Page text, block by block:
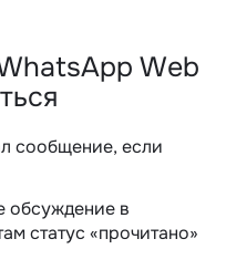
Web
сообщение, если
обсуждение в
статус «прочитано»